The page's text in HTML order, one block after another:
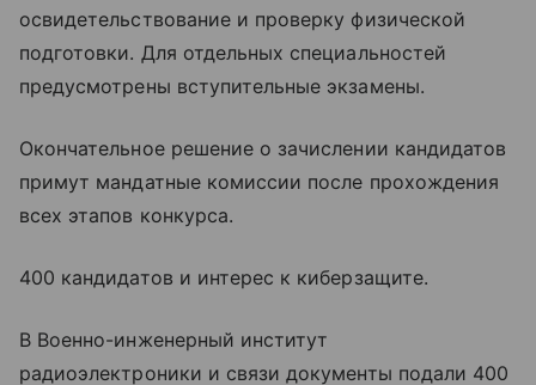
освидетельствование и проверку физической
подготовки. Для отдельных специальностей
предусмотрены вступительные экзамены.
Окончательное решение о зачислении кандидатов
примут мандатные комиссии после прохождения
всех этапов конкурса.
400 кандидатов и интерес к киберзащите.
В Военно-инженерный институт
радиоэлектроники и связи документы подали 400